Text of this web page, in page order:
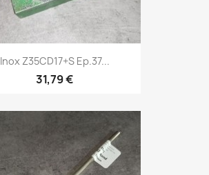
Inox Z35CD17+S Ep.37...
31,79 €